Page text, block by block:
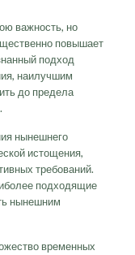
важность, но
повышает
подход
наилучшим
до предела
нынешнего
истощения,
требований.
подходящие
нынешним
временных